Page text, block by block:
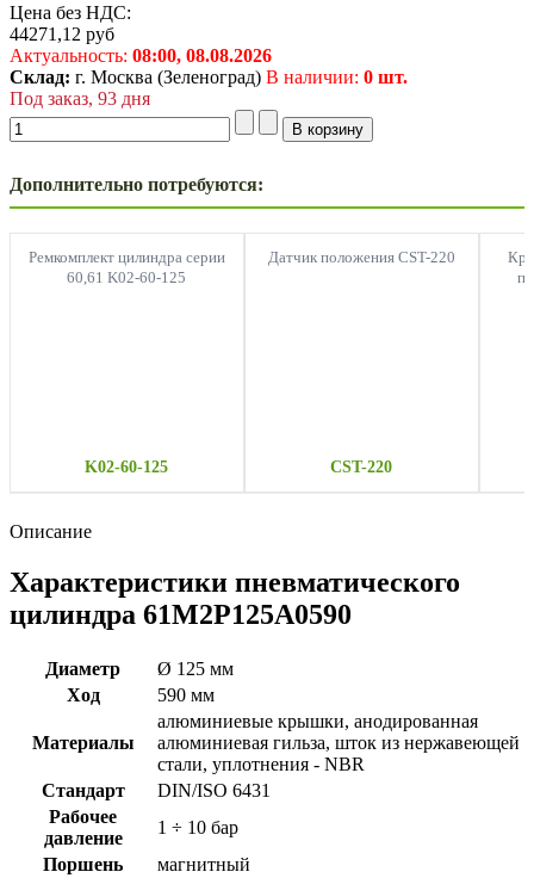
Цена без НДС:
44271,12 руб
Актуальность: 08:00, 08.08.2026
Склад: г. Москва (Зеленоград) В наличии: 0 шт.
Под заказ, 93 дня
Дополнительно потребуются:
Ремкомплект цилиндра серии
60,61 K02-60-125
K02-60-125
Датчик положения CST-220
CST-220
Описание
Характеристики пневматического
цилиндра 61M2P125A0590
Диаметр
Ø 125 мм
Ход
590 мм
Материалы
алюминиевые крышки, анодированная
алюминиевая гильза, шток из нержавеющей
стали, уплотнения - NBR
Стандарт
DIN/ISO 6431
Рабочее
давление
1 ÷ 10 бар
Поршень
магнитный